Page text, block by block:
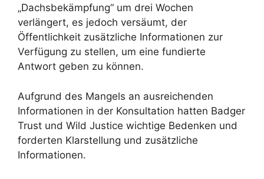
„Dachsbekämpfung“ um drei Wochen
verlängert, es jedoch versäumt, der
Öffentlichkeit zusätzliche Informationen zur
Verfügung zu stellen, um eine fundierte
Antwort geben zu können.
Aufgrund des Mangels an ausreichenden
Informationen in der Konsultation hatten Badger
Trust und Wild Justice wichtige Bedenken und
forderten Klarstellung und zusätzliche
Informationen.